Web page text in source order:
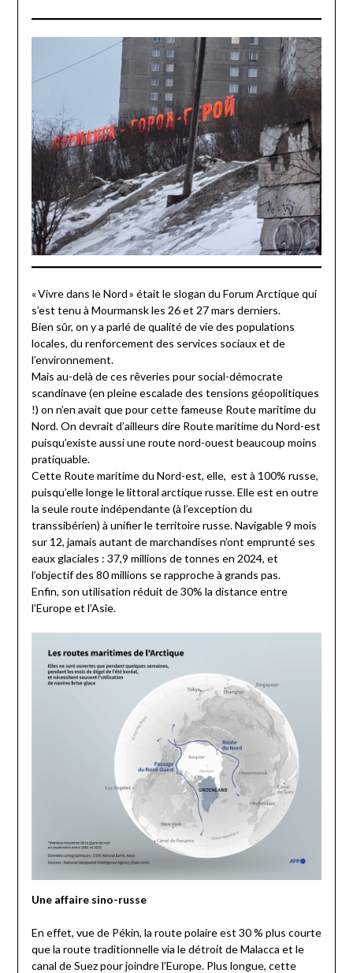
« Vivre dans le Nord » était le slogan du Forum Arctique qui
s’est tenu à Mourmansk les 26 et 27 mars derniers.
Bien sûr, on y a parlé de qualité de vie des populations
locales, du renforcement des services sociaux et de
l’environnement.
Mais au-delà de ces rêveries pour social-démocrate
scandinave (en pleine escalade des tensions géopolitiques
!) on n’en avait que pour cette fameuse Route maritime du
Nord. On devrait d’ailleurs dire Route maritime du Nord-est
puisqu’existe aussi une route nord-ouest beaucoup moins
pratiquable.
Cette Route maritime du Nord-est, elle, est à 100% russe,
puisqu’elle longe le littoral arctique russe. Elle est en outre
la seule route indépendante (à l’exception du
transsibérien) à unifier le territoire russe. Navigable 9 mois
sur 12, jamais autant de marchandises n’ont emprunté ses
eaux glaciales : 37,9 millions de tonnes en 2024, et
l’objectif des 80 millions se rapproche à grands pas.
Enfin, son utilisation réduit de 30% la distance entre
l’Europe et l’Asie.
Une affaire sino-russe
En effet, vue de Pékin, la route polaire est 30 % plus courte
que la route traditionnelle via le détroit de Malacca et le
canal de Suez pour joindre l’Europe. Plus longue, cette